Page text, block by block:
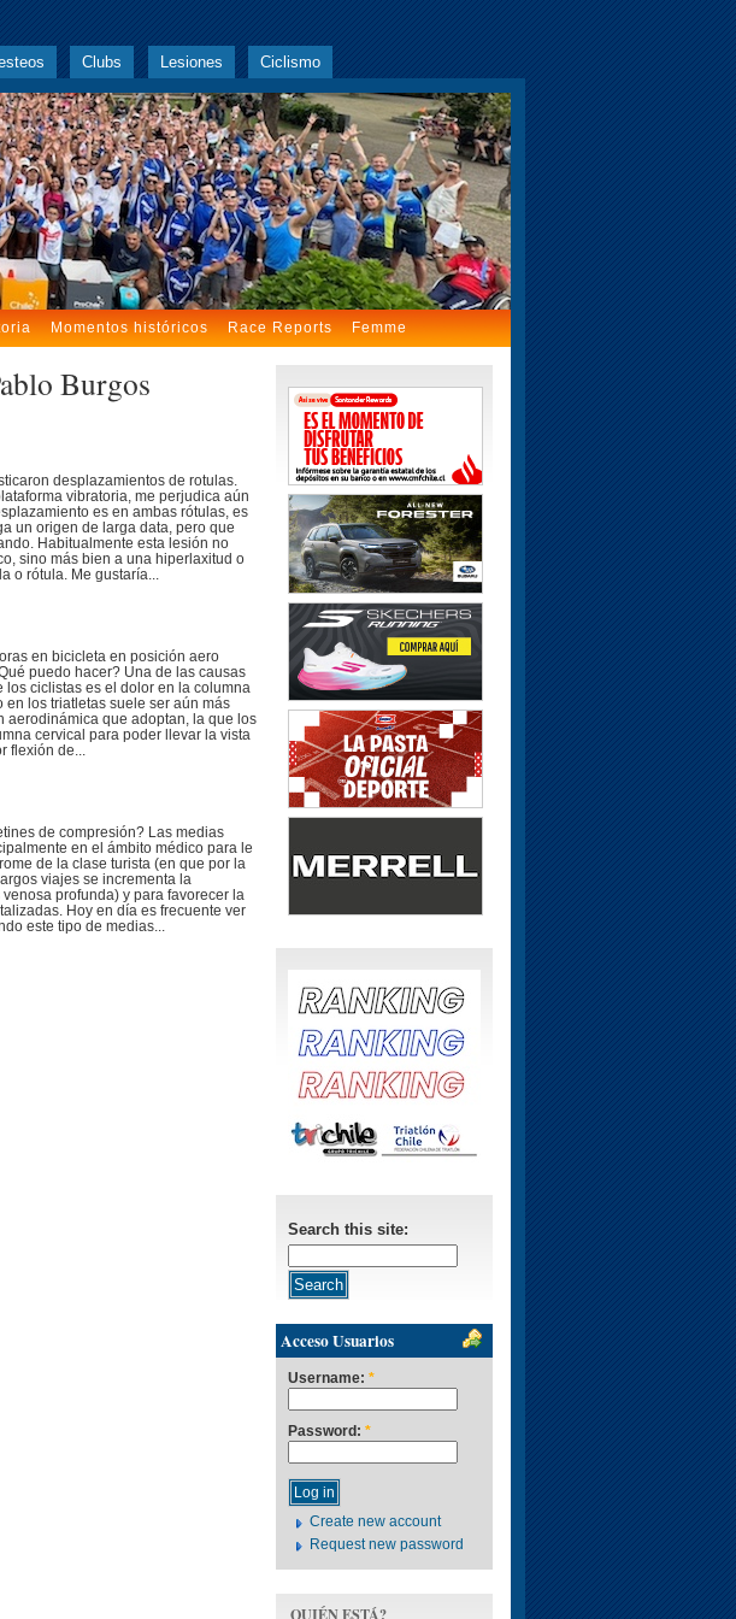
Clubs Lesiones Ciclismo
Momentos históricos Race Reports Femme
Burgos
desplazamientos de rotulas.
vibratoria, me perjudica aún
es en ambas rótulas, es
un origen de larga data, pero que
Habitualmente esta lesión no
sino más bien a una hiperlaxitud o
o rótula. Me gustaría...
en bicicleta en posición aero
puedo hacer? Una de las causas
los ciclistas es el dolor en la columna
los triatletas suele ser aún más
aerodinámica que adoptan, la que los
cervical para poder llevar la vista
flexión de...
de compresión? Las medias
en el ámbito médico para le
de la clase turista (en que por la
viajes se incrementa la
profunda) y para favorecer la
Hoy en día es frecuente ver
este tipo de medias...
Search this site:
Acceso Usuarios
Username: *
Password: *
Create new account
Request new password
QUIÉN ESTÁ?